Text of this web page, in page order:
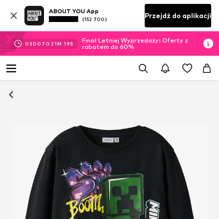
ABOUT YOU App
(152 700) Przejdź do aplikacji
03D 07 G 21M 18S
Finał Letniej Wyprzedaży: Oferty z
rabatem do 60%